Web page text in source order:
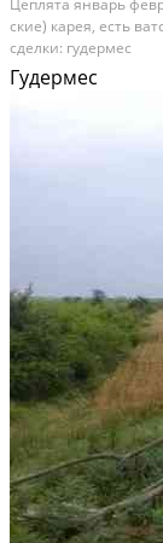
ские) карея, есть
сделки: гудермес
Гудермес